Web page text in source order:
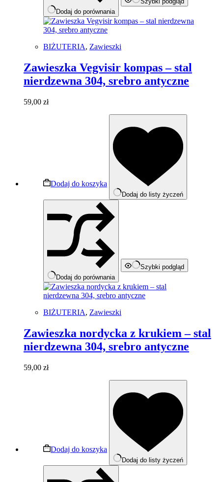
Dodaj do porównania
BIŻUTERIA, Zawieszki
Zawieszka Vegvisir kompas – stal
nierdzewna 304, srebro antyczne
59,00 zł
Dodaj do koszyka
Dodaj do listy życzeń
Dodaj do porównania
Szybki podgląd
BIŻUTERIA, Zawieszki
Zawieszka nordycka z krukiem – stal
nierdzewna 304, srebro antyczne
59,00 zł
Dodaj do koszyka
Dodaj do listy życzeń